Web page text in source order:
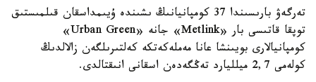
تەرگەۋ بارىسىندا 37 كومپانيانىڭ ىشىندە ۇيىمداسقان قىلمىستىق
توپقا قاتىسى بار «Metlink» جانە «Urban Green»
كومپانيالارى بويىنشا عانا مەملەكەتكە كەلتىرىلگەن زالالدىڭ
كولەمى 2,7 ميلليارد تەڭگەدەن اسقانى انىقتالدى.